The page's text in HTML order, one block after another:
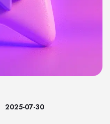
2025-07-30